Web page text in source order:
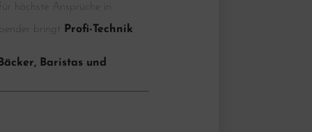
höchste Ansprüche in
bringt
Profi-Technik
Baristas und